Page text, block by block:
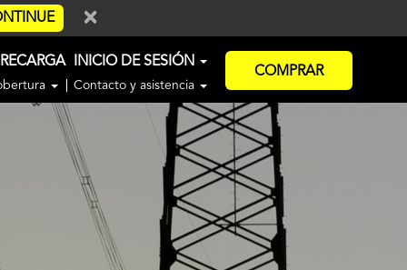
×
RECARGA INICIO DE SESIÓN
Contacto y asistencia
COMPRAR